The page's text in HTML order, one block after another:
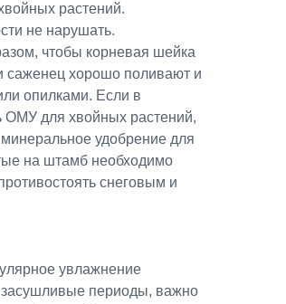
растений.
не нарушать.
чтобы корневая шейка
саженец хорошо поливают и
опилками. Если в
ОМУ для хвойных растений,
удобрение для
на штамб необходимо
снеговым и
увлажнение
засушливые периоды, важно